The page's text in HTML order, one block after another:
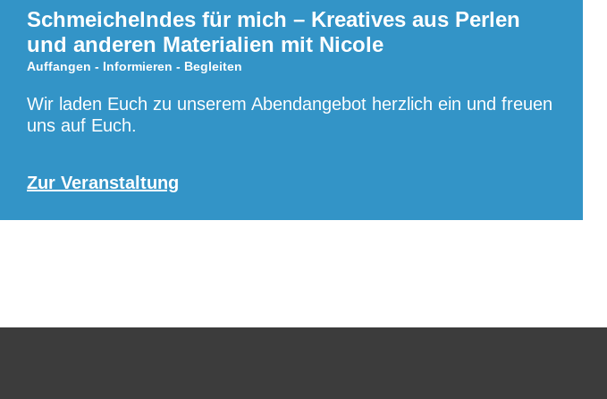
Schmeichelndes für mich – Kreatives aus Perlen
und anderen Materialien mit Nicole
Auffangen - Informieren - Begleiten
Wir laden Euch zu unserem Abendangebot herzlich ein und freuen
uns auf Euch.
Zur Veranstaltung